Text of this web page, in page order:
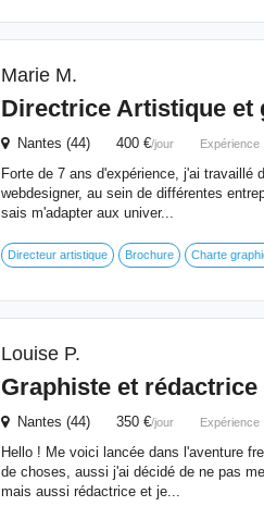
Marie M.
Directrice Artistique et
Nantes (44) 400 €/jour Expérience :
Forte de 7 ans d'expérience, j'ai travaillé
webdesigner, au sein de différentes
sais m'adapter aux univer...
Directeur artistique Brochure Charte
Louise P.
Graphisteet rédactrice
Nantes (44) 350 €/jour Expérience :
Hello ! Me voici lancée dans l'aventure
de choses, aussi j'ai décidé de ne pas
mais aussi rédactrice et je...